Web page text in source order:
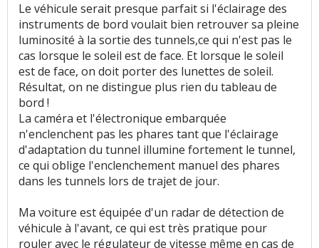
Le véhicule serait presque parfait si l'éclairage des
instruments de bord voulait bien retrouver sa pleine
luminosité à la sortie des tunnels,ce qui n'est pas le
cas lorsque le soleil est de face. Et lorsque le soleil
est de face, on doit porter des lunettes de soleil.
Résultat, on ne distingue plus rien du tableau de
bord !
La caméra et l'électronique embarquée
n'enclenchent pas les phares tant que l'éclairage
d'adaptation du tunnel illumine fortement le tunnel,
ce qui oblige l'enclenchement manuel des phares
dans les tunnels lors de trajet de jour.
Ma voiture est équipée d'un radar de détection de
véhicule à l'avant, ce qui est très pratique pour
rouler avec le régulateur de vitesse même en cas de